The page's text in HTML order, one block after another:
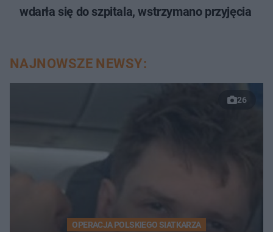
wdarła się do szpitala, wstrzymano przyjęcia
NAJNOWSZE NEWSY:
26
OPERACJA POLSKIEGO SIATKARZA